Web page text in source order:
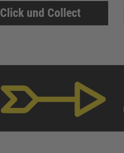
Click und Collect